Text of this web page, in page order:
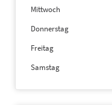
Mittwoch
Donnerstag
Freitag
Samstag